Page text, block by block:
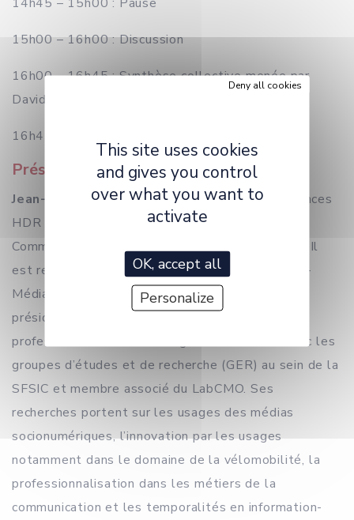
15h00 – 16h00 : Discussion
16h00 – 16h45 : Synthèse collective menée par
David Myles, INRS
16h45 : Clôture
Présentation des intervenant-es
Jean-Claude Domenget est maître de conférences
HDR en Sciences de l’Information et de la
Communication à l’Université de Franche-Comté. Il
est responsable du pôle Conception – Création –
Médiations (CCM) du laboratoire ELLIADD, vice-
président de la commission relations
professionnelles et en charge de la relation avec les
groupes d’études et de recherche (GER) au sein de la
SFSIC et membre associé du LabCMO. Ses
recherches portent sur les usages des médias
socionumériques, l’innovation par les usages
notamment dans le domaine de la vélomobilité, la
professionnalisation dans les métiers de la
communication et les temporalités en information-
This site uses cookies
and gives you control
over what you want to
activate
OK, accept all
Deny all cookies
Personalize